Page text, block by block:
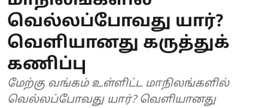
வெல்லப்போவது யார்?
வெளியானது கருத்துக்
கணிப்பு
மேற்கு வங்கம் உள்ளிட்ட மாநிலங்களில்
வெல்லப்போவது யார்? வெளியானது